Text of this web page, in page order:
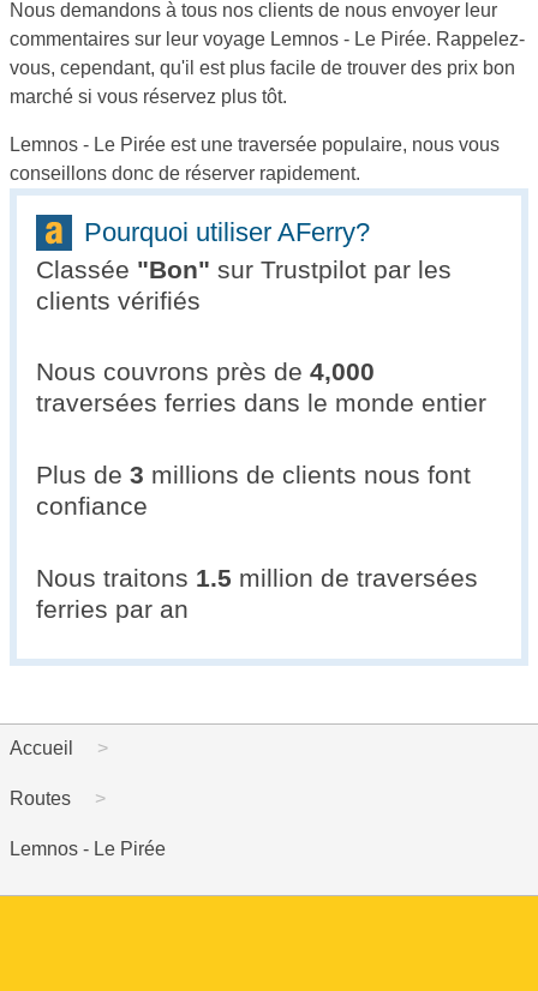
Nous demandons à tous nos clients de nous envoyer leur
commentaires sur leur voyage Lemnos - Le Pirée. Rappelez-
vous, cependant, qu'il est plus facile de trouver des prix bon
marché si vous réservez plus tôt.
Lemnos - Le Pirée est une traversée populaire, nous vous
conseillons donc de réserver rapidement.
Pourquoi utiliser AFerry?
Classée "Bon" sur Trustpilot par les
clients vérifiés
Nous couvrons près de 4,000
traversées ferries dans le monde entier
Plus de 3 millions de clients nous font
confiance
Nous traitons 1.5 million de traversées
ferries par an
Accueil
Routes
Lemnos - Le Pirée